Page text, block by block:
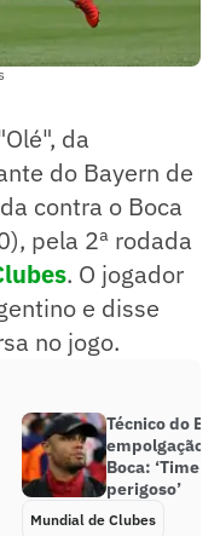
da
do Bayern de
contra o Boca
pela 2ª rodada
. O jogador
e disse
no jogo.
Técnico do
empolgação
Boca: ‘Time
perigoso’
Mundial de Clubes